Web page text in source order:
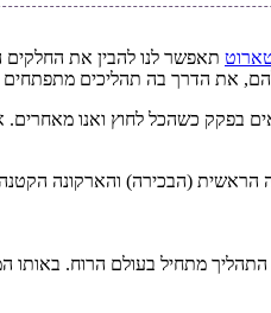
תאפשר לנו להבין את החלקים
את הדרך בה תהליכים מתפתחים
בפקק כשהכל לחוץ ואנו מאחרים.
הראשית (הבכירה) והארקונה
מתחיל בעולם הרוח. באותו